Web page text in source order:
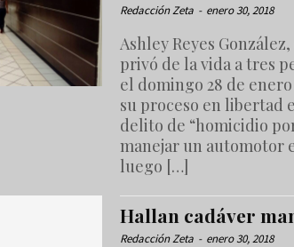
Redacción Zeta - enero 30, 2018
Ashley Reyes
privó de la vida a tres
el domingo 28 de
su proceso en libertad
delito de “homicidio
manejar un automotor
luego […]
Hallan cadáver
Redacción Zeta - enero 30, 2018